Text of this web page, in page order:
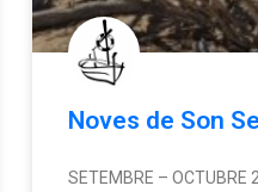
Noves de Son
SETEMBRE –